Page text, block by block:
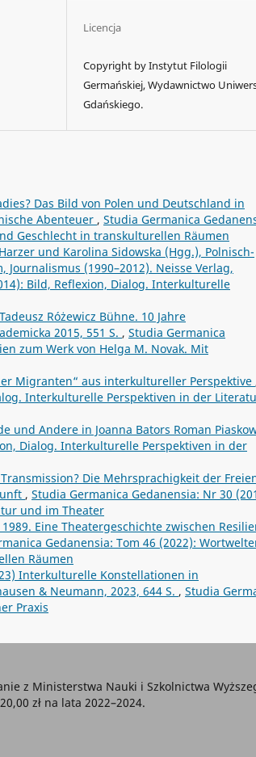
Licencja
Copyright by Instytut Filologii
Germańskiej, Wydawnictwo
Gdańskiego.
Das Bild von Polen und Deutschland in
Abenteuer , Studia Germanica
Geschlecht in transkulturellen Räumen
und Karolina Sidowska (Hgg.), Polnisch-
(1990–2012). Neisse Verlag,
Bild, Reflexion, Dialog. Interkulturelle
Różewicz Bühne. 10 Jahre
2015, 551 S. , Studia Germanica
zum Werk von Helga M. Novak. Mit
Migranten“ aus interkultureller Perspektive
Interkulturelle Perspektiven in der
Andere in Joanna Bators Roman
Dialog. Interkulturelle Perspektiven in der
Die Mehrsprachigkeit der
, Studia Germanica Gedanensia: Nr 30
und im Theater
Eine Theatergeschichte zwischen
Gedanensia: Tom 46 (2022):
Räumen
Interkulturelle Konstellationen in
& Neumann, 2023, 644 S. , Studia
Praxis
z Ministerstwa Nauki i Szkolnictwa
zł na lata 2022–2024.